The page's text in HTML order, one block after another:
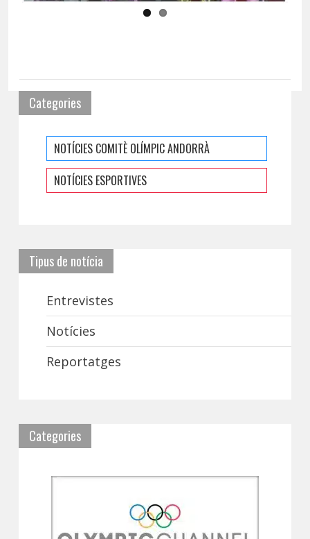
Categories
NOTÍCIES COMITÈ OLÍMPIC ANDORRÀ
NOTÍCIES ESPORTIVES
Tipus de notícia
Entrevistes
Notícies
Reportatges
Categories